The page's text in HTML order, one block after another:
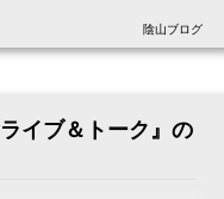
陰山ブログ
ライブ＆トーク』の